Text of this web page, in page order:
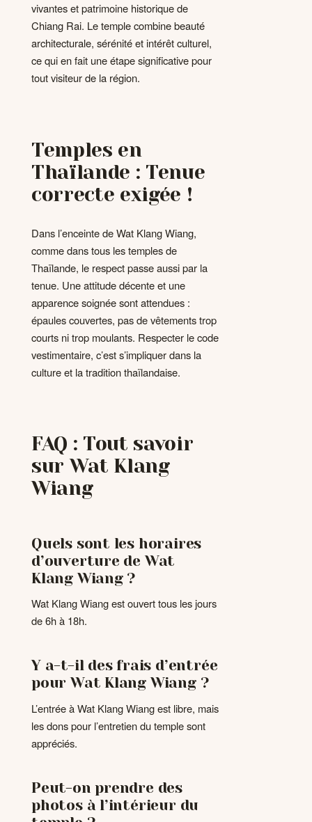
vivantes et patrimoine historique de
Chiang Rai. Le temple combine beauté
architecturale, sérénité et intérêt culturel,
ce qui en fait une étape significative pour
tout visiteur de la région.
Temples en
Thaïlande : Tenue
correcte exigée !
Dans l’enceinte de Wat Klang Wiang,
comme dans tous les temples de
Thaïlande, le respect passe aussi par la
tenue. Une attitude décente et une
apparence soignée sont attendues :
épaules couvertes, pas de vêtements trop
courts ni trop moulants. Respecter le code
vestimentaire, c’est s’impliquer dans la
culture et la tradition thaïlandaise.
FAQ : Tout savoir
sur Wat Klang
Wiang
Quels sont les horaires
d’ouverture de Wat
Klang Wiang ?
Wat Klang Wiang est ouvert tous les jours
de 6h à 18h.
Y a-t-il des frais d’entrée
pour Wat Klang Wiang ?
L’entrée à Wat Klang Wiang est libre, mais
les dons pour l’entretien du temple sont
appréciés.
Peut-on prendre des
photos à l’intérieur du